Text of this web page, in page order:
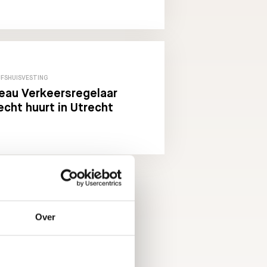
Over
Verkeersregelaar
huurt in Utrecht